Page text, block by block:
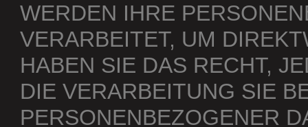
WERDEN IHRE
VERARBEITET, UM
HABEN SIE DAS RECHT,
DIE VERARBEITUNG SIE
PERSONENBEZOGENER